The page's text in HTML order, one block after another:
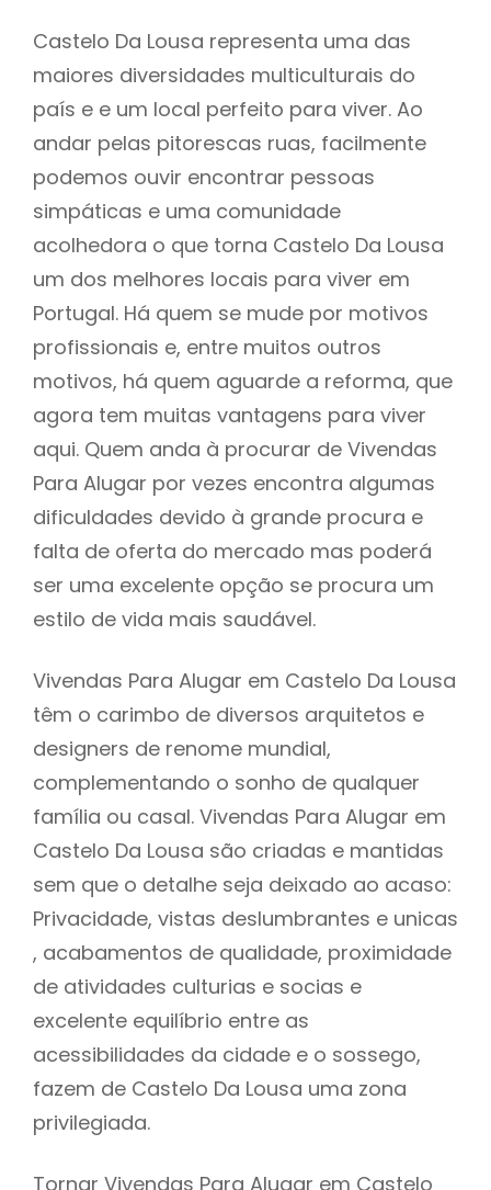
Castelo Da Lousa representa uma das
maiores diversidades multiculturais do
país e e um local perfeito para viver. Ao
andar pelas pitorescas ruas, facilmente
podemos ouvir encontrar pessoas
simpáticas e uma comunidade
acolhedora o que torna Castelo Da Lousa
um dos melhores locais para viver em
Portugal. Há quem se mude por motivos
profissionais e, entre muitos outros
motivos, há quem aguarde a reforma, que
agora tem muitas vantagens para viver
aqui. Quem anda à procurar de Vivendas
Para Alugar por vezes encontra algumas
dificuldades devido à grande procura e
falta de oferta do mercado mas poderá
ser uma excelente opção se procura um
estilo de vida mais saudável.
Vivendas Para Alugar em Castelo Da Lousa
têm o carimbo de diversos arquitetos e
designers de renome mundial,
complementando o sonho de qualquer
família ou casal. Vivendas Para Alugar em
Castelo Da Lousa são criadas e mantidas
sem que o detalhe seja deixado ao acaso:
Privacidade, vistas deslumbrantes e unicas
, acabamentos de qualidade, proximidade
de atividades culturias e socias e
excelente equilíbrio entre as
acessibilidades da cidade e o sossego,
fazem de Castelo Da Lousa uma zona
privilegiada.
Tornar Vivendas Para Alugar em Castelo